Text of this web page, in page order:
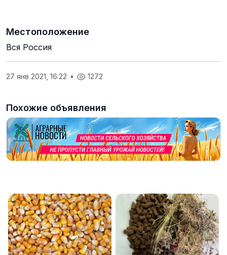
Местоположение
Вся Россия
27 янв 2021, 16:22 • 1272
Похожие объявления